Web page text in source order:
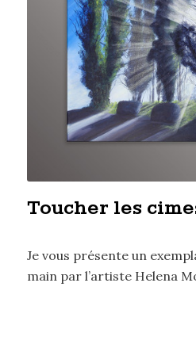
Toucher les
Je vous présente un
main par l’artiste Helena